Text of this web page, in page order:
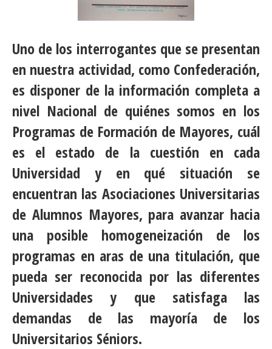
Uno de los interrogantes que se presentan
en nuestra actividad, como Confederación,
es disponer de la información completa a
nivel Nacional de quiénes somos en los
Programas de Formación de Mayores, cuál
es el estado de la cuestión en cada
Universidad y en qué situación se
encuentran las Asociaciones Universitarias
de Alumnos Mayores, para avanzar hacia
una posible homogeneización de los
programas en aras de una titulación, que
pueda ser reconocida por las diferentes
Universidades y que satisfaga las
demandas de las mayoría de los
Universitarios Séniors.